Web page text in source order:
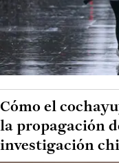
Cómo el
la propagación
investigación